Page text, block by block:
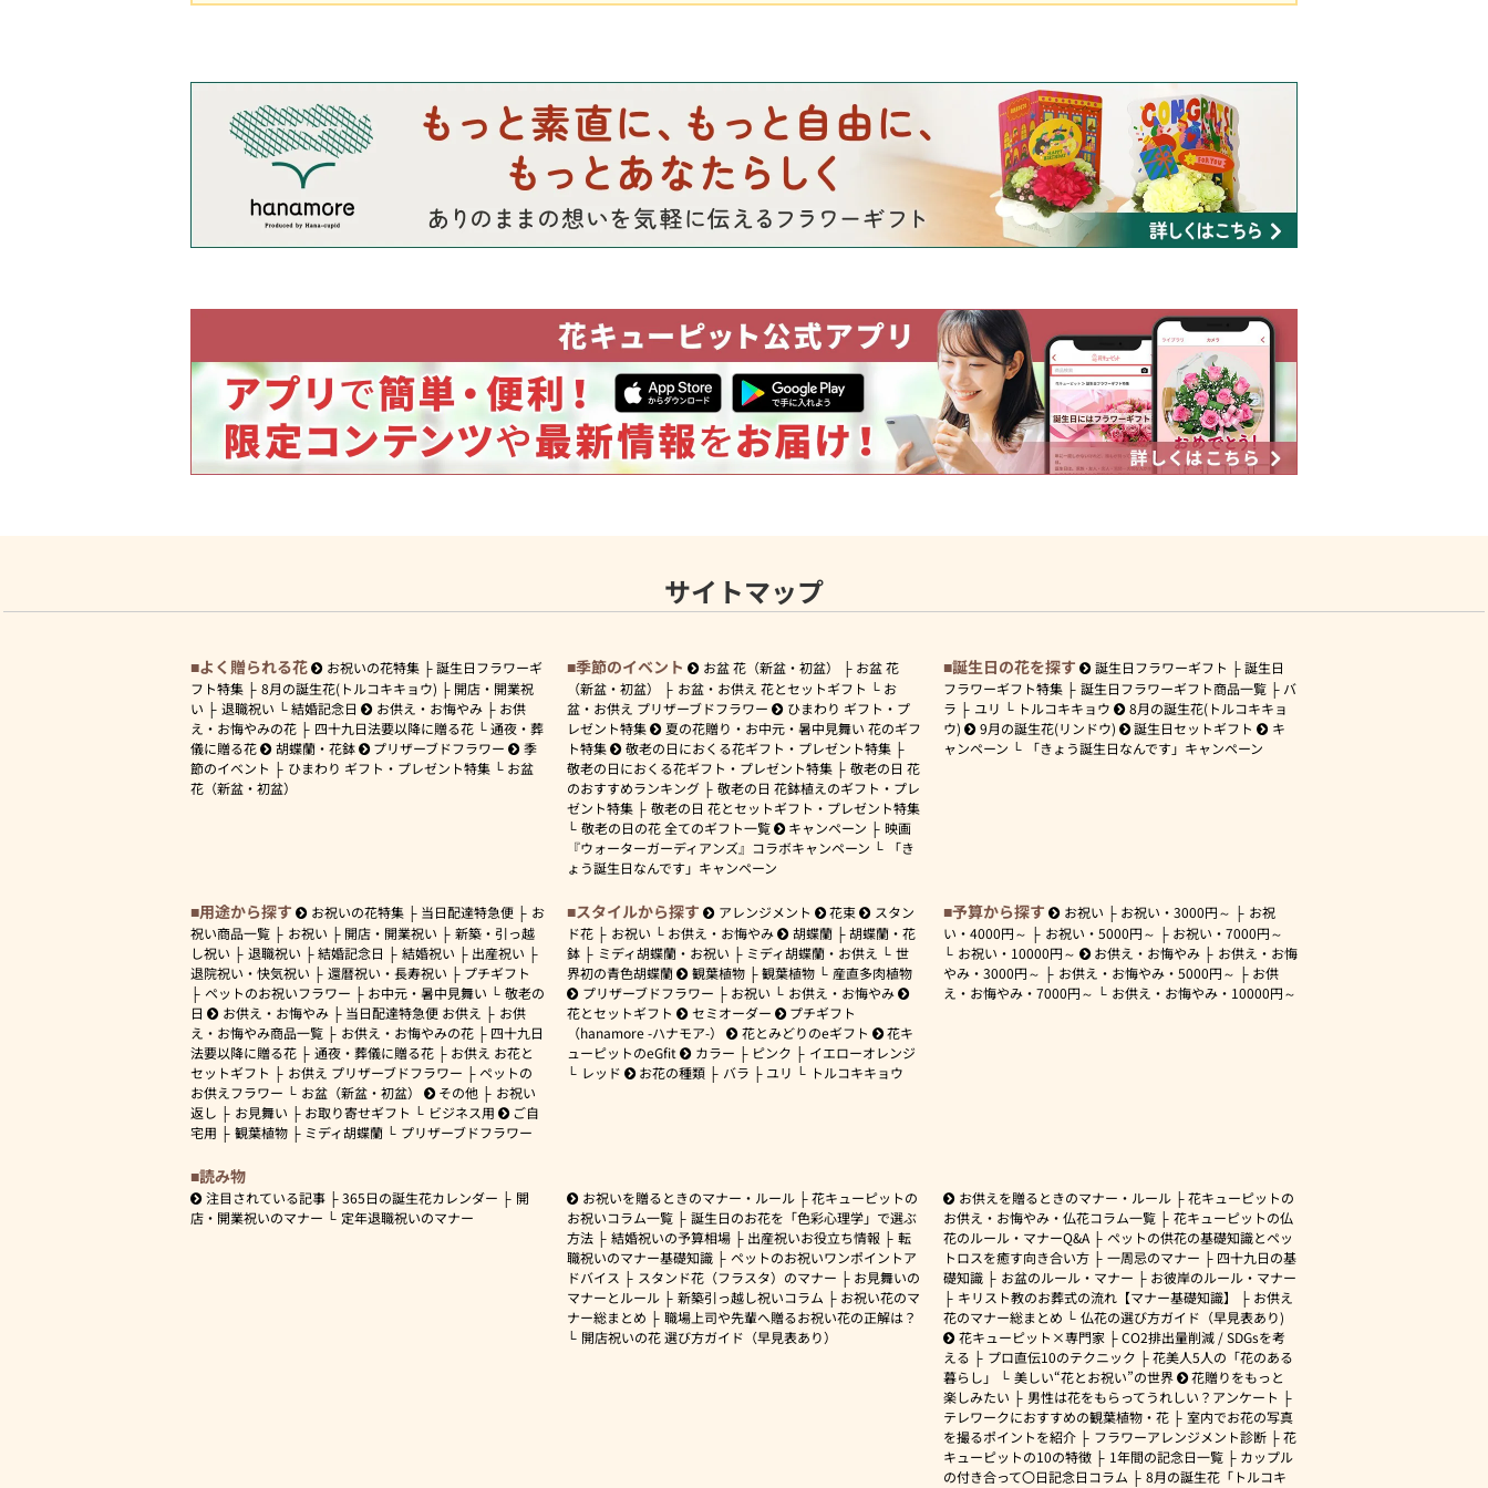
サイトマップ
よく贈られる花 お祝いの花特集
誕生日フラワーギ
フト特集
8月の誕生花(トルコキキョウ)
開店・開業祝
い
退職祝い 結婚記念日 お供え・お悔やみ
お供
え・お悔やみの花
四十九日法要以降に贈る花
通夜・葬
儀に贈る花
胡蝶蘭・花鉢 プリザーブドフラワー
季
節のイベント
ひまわり ギフト・プレゼント特集
お盆
花（新盆・初盆）
季節のイベント お盆 花（新盆・初盆）
お盆 花
（新盆・初盆）
お盆・お供え 花とセットギフト
お
盆・お供え プリザーブドフラワー
ひまわり ギフト・プ
レゼント特集
夏の花贈り・お中元・暑中見舞い 花のギフ
ト特集
敬老の日におくる花ギフト・プレゼント特集
敬老の日におくる花ギフト・プレゼント特集
敬老の日 花
のおすすめランキング
敬老の日 花鉢植えのギフト・プレ
ゼント特集
敬老の日 花とセットギフト・プレゼント特集
敬老の日の花 全てのギフト一覧
キャンペーン
映画
『ウォーターガーディアンズ』コラボキャンペーン
「き
ょう誕生日なんです」キャンペーン
誕生日の花を探す 誕生日フラワーギフト
誕生日
フラワーギフト特集
誕生日フラワーギフト商品一覧
バ
ラ
ユリ トルコキキョウ
8月の誕生花(トルコキキョ
ウ)
9月の誕生花(リンドウ) 誕生日セットギフト
キ
ャンペーン
「きょう誕生日なんです」キャンペーン
用途から探す お祝いの花特集 当日配達特急便
お
祝い商品一覧
お祝い 開店・開業祝い
新築・引っ越
し祝い
退職祝い 結婚記念日 結婚祝い
出産祝い
退院祝い・快気祝い
還暦祝い・長寿祝い
プチギフト
ペットのお祝いフラワー
お中元・暑中見舞い
敬老の
日
お供え・お悔やみ 当日配達特急便 お供え
お供
え・お悔やみ商品一覧
お供え・お悔やみの花
四十九日
法要以降に贈る花
通夜・葬儀に贈る花
お供え お花と
セットギフト
お供え プリザーブドフラワー
ペットの
お供えフラワー
お盆（新盆・初盆） その他
お祝い
返し
お見舞い お取り寄せギフト ビジネス用
ご自
宅用
観葉植物 ミディ胡蝶蘭 プリザーブドフラワー
スタイルから探す アレンジメント 花束
スタン
ド花
お祝い お供え・お悔やみ 胡蝶蘭
胡蝶蘭・花
鉢
ミディ胡蝶蘭・お祝い ミディ胡蝶蘭・お供え
世
界初の青色胡蝶蘭
観葉植物 観葉植物
産直多肉植物
プリザーブドフラワー
お祝い
お供え・お悔やみ
花とセットギフト
セミオーダー
プチギフト
（hanamore -ハナモア-）
花とみどりのeギフト
花キ
ューピットのeGfit
カラー ピンク
イエローオレンジ
レッド
お花の種類 バラ ユリ トルコキキョウ
予算から探す お祝い お祝い・3000円～
お祝
い・ 4000円～ お祝い・ 5000円～ お祝い・7000円～
お祝い・ 10000円～ お供え・お悔やみ
お供え・お悔
やみ・ 3000円～ お供え・お悔やみ・ 5000円～
お供
え・お悔やみ・ 7000円～ お供え・お悔やみ・ 10000円～
読み物
注目されている記事 365日の誕生花カレンダー
開
店・開業祝いのマナー
定年退職祝いのマナー
お祝いを贈るときのマナー・ルール
花キューピットの
お祝いコラム一覧
誕生日のお花を「色彩心理学」で選ぶ
方法
結婚祝いの予算相場 出産祝いお役立ち情報
転
職祝いのマナー基礎知識
ペットのお祝いワンポイントア
ドバイス
スタンド花（フラスタ）のマナー
お見舞いの
マナーとルール
新築引っ越し祝いコラム
お祝い花のマ
ナー総まとめ
職場上司や先輩へ贈るお祝い花の正解は？
開店祝いの花 選び方ガイド（早見表あり）
お供えを贈るときのマナー・ルール
花キューピットの
お供え・お悔やみ・仏花コラム一覧
花キューピットの仏
花のルール・マナーQ&A
ペットの供花の基礎知識とペッ
トロスを癒す向き合い方
一周忌のマナー
四十九日の基
礎知識
お盆のルール・マナー
お彼岸のルール・マナー
キリスト教のお葬式の流れ【マナー基礎知識】
お供え
花のマナー総まとめ
仏花の選び方ガイド（早見表あり)
花キューピット×専門家
CO2排出量削減 / SDGsを考
える
プロ直伝10のテクニック
花美人5人の「花のある
暮らし」
美しい“花とお祝い”の世界
花贈りをもっと
楽しみたい
男性は花をもらってうれしい？アンケート
テレワークにおすすめの観葉植物・花
室内でお花の写真
を撮るポイントを紹介
フラワーアレンジメント診断
花
キューピットの10の特徴
1年間の記念日一覧
カップル
の付き合って〇日記念日コラム
8月の誕生花「トルコキ